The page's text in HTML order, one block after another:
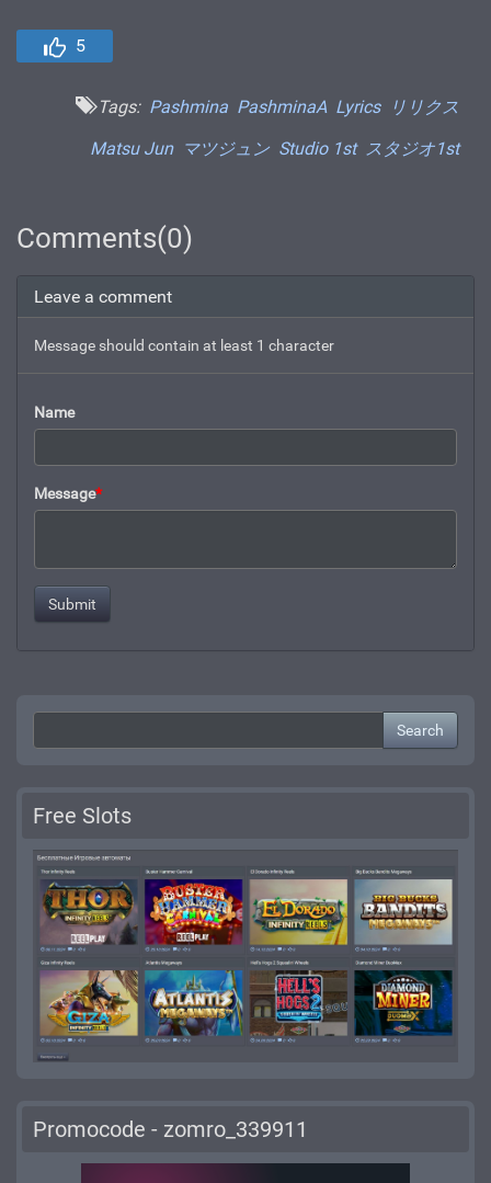
5
Tags: Pashmina PashminaA Lyrics
リリクス
Matsu Jun マツジュン Studio 1st スタジオ1st
Comments(0)
Leave a comment
Message should contain at least 1 character
Name
Message*
Search
Free Slots
Promocode - zomro_339911